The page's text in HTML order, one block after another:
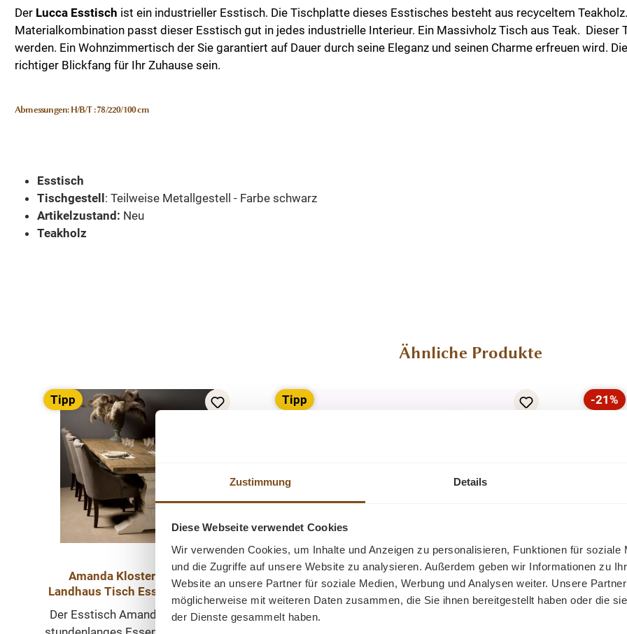
Zustimmung Details
Diese Webseite verwendet Cookies
Wir verwenden Cookies, um Inhalte und Anzeigen zu personalisieren, Funktionen für soziale
und die Zugriffe auf unsere Website zu analysieren. Außerdem geben wir Informationen zu
Website an unsere Partner für soziale Medien, Werbung und Analysen weiter. Unsere
möglicherweise mit weiteren Daten zusammen, die Sie ihnen bereitgestellt haben oder die
der Dienste gesammelt haben.
Der Lucca Esstisch ist ein industrieller Esstisch. Die Tischplatte dieses Esstisches besteht aus recyceltem
Materialkombination passt dieser Esstisch gut in jedes industrielle Interieur. Ein Massivholz Tisch aus Teak. Dieser
werden. Ein Wohnzimmertisch der Sie garantiert auf Dauer durch seine Eleganz und seinen Charme erfreuen wird.
richtiger Blickfang für Ihr Zuhause sein.
Abmessungen: H/B/T : 78/220/100 cm
Esstisch
Tischgestell : Teilweise Metallgestell - Farbe schwarz
Artikelzustand: Neu
Teakholz
Ähnliche Produkte
Tipp
Amanda Kloster Esstisch
Landhaus Tisch Esszimmertisch
in 2 Größen
Der Esstisch Amanda ist ideal für
Tipp
Lucca-Esstisch aus Teakholz mit Metallgestell
180 - 260 cm
Der Lucca Esstisch ist ein industrieller
Rabatt
-21%
Fleur
Ein